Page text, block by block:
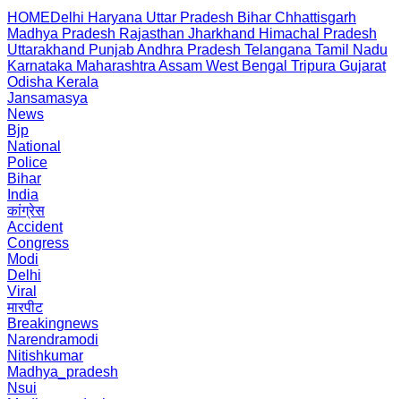
HOMEDelhi Haryana Uttar Pradesh Bihar Chhattisgarh
Madhya Pradesh Rajasthan Jharkhand Himachal Pradesh
Uttarakhand PunjabAndhra Pradesh Telangana Tamil Nadu
Karnataka Maharashtra Assam West Bengal Tripura Gujarat
Odisha Kerala
Jansamasya
News
Bjp
National
Police
Bihar
India
कांग्रेस
Accident
Congress
Modi
Delhi
Viral
मारपीट
Breakingnews
Narendramodi
Nitishkumar
Madhya_pradesh
Nsui